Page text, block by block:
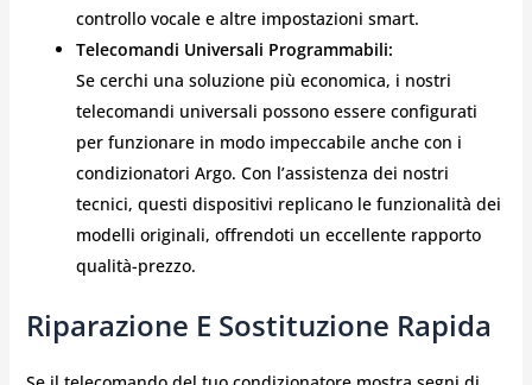
controllo vocale e altre impostazioni smart.
Telecomandi Universali Programmabili:
Se cerchi una soluzione più economica, i nostri
telecomandi universali possono essere configurati
per funzionare in modo impeccabile anche con i
condizionatori Argo. Con l’assistenza dei nostri
tecnici, questi dispositivi replicano le funzionalità dei
modelli originali, offrendoti un eccellente rapporto
qualità-prezzo.
Riparazione E Sostituzione Rapida